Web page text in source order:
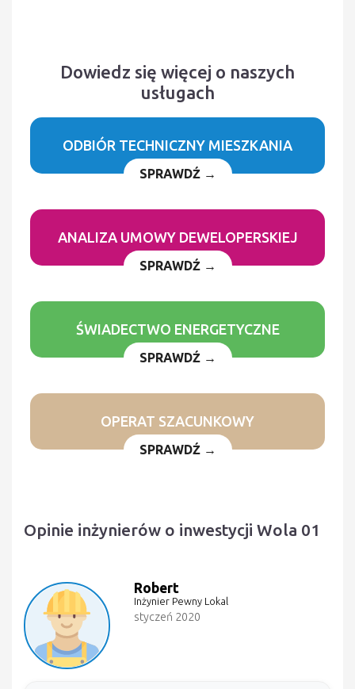
Dowiedz się więcej o naszych
usługach
ODBIÓR TECHNICZNY MIESZKANIA
SPRAWDŹ →
ANALIZA UMOWY DEWELOPERSKIEJ
SPRAWDŹ →
ŚWIADECTWO ENERGETYCZNE
SPRAWDŹ →
OPERAT SZACUNKOWY
SPRAWDŹ →
Opinie inżynierów o inwestycji Wola 01
Robert
Inżynier Pewny Lokal
styczeń 2020